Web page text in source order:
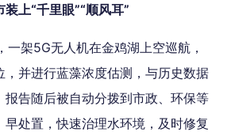
上“千里眼”“顺风耳”
一架5G无人机在金鸡湖上空巡航，
，并进行蓝藻浓度估测，与历史数据
报告随后被自动分拨到市政、环保等
处置，快速治理水环境，及时修复